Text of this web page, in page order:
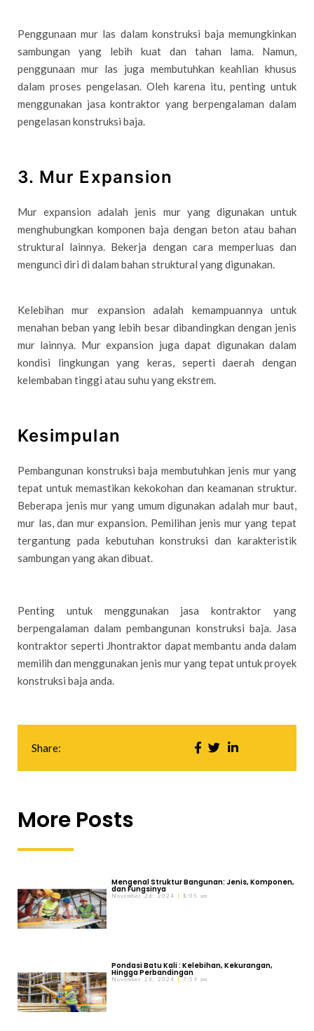
Penggunaan mur las dalam konstruksi baja memungkinkan
sambungan yang lebih kuat dan tahan lama. Namun,
penggunaan mur las juga membutuhkan keahlian khusus
dalam proses pengelasan. Oleh karena itu, penting untuk
menggunakan jasa kontraktor yang berpengalaman dalam
pengelasan konstruksi baja.
3. Mur Expansion
Mur expansion adalah jenis mur yang digunakan untuk
menghubungkan komponen baja dengan beton atau bahan
struktural lainnya. Bekerja dengan cara memperluas dan
mengunci diri di dalam bahan struktural yang digunakan.
Kelebihan mur expansion adalah kemampuannya untuk
menahan beban yang lebih besar dibandingkan dengan jenis
mur lainnya. Mur expansion juga dapat digunakan dalam
kondisi lingkungan yang keras, seperti daerah dengan
kelembaban tinggi atau suhu yang ekstrem.
Kesimpulan
Pembangunan konstruksi baja membutuhkan jenis mur yang
tepat untuk memastikan kekokohan dan keamanan struktur.
Beberapa jenis mur yang umum digunakan adalah mur baut,
mur las, dan mur expansion. Pemilihan jenis mur yang tepat
tergantung pada kebutuhan konstruksi dan karakteristik
sambungan yang akan dibuat.
Penting untuk menggunakan jasa kontraktor yang
berpengalaman dalam pembangunan konstruksi baja. Jasa
kontraktor seperti Jhontraktor dapat membantu anda dalam
memilih dan menggunakan jenis mur yang tepat untuk proyek
konstruksi baja anda.
Share:
More Posts
Mengenal Struktur Bangunan: Jenis, Komponen,
dan Fungsinya
November 26, 2024 8:05 am
Pondasi Batu Kali : Kelebihan, Kekurangan,
Hingga Perbandingan
November 26, 2024 7:59 am